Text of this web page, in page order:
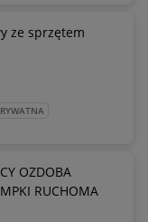
ze sprzętem
OZDOBA
RUCHOMA